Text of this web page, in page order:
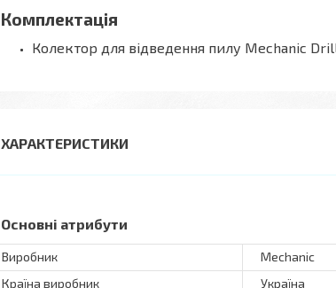
Комплектація
Колектор для відведення пилу Mechanic
ХАРАКТЕРИСТИКИ
Основні атрибути
Виробник
Mechanic
Країна виробник
Україна